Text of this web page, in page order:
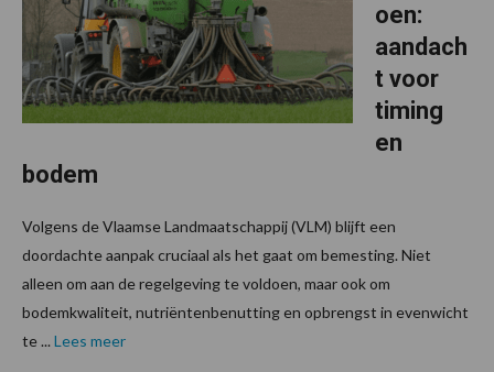
oen:
aandach
t voor
timing
en
bodem
Volgens de Vlaamse Landmaatschappij (VLM) blijft een
doordachte aanpak cruciaal als het gaat om bemesting. Niet
alleen om aan de regelgeving te voldoen, maar ook om
bodemkwaliteit, nutriëntenbenutting en opbrengst in evenwicht
te ... Lees meer